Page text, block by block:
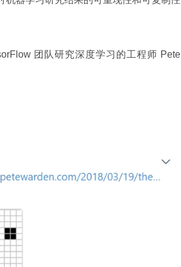
团队研究深度学习的工程师 Pete